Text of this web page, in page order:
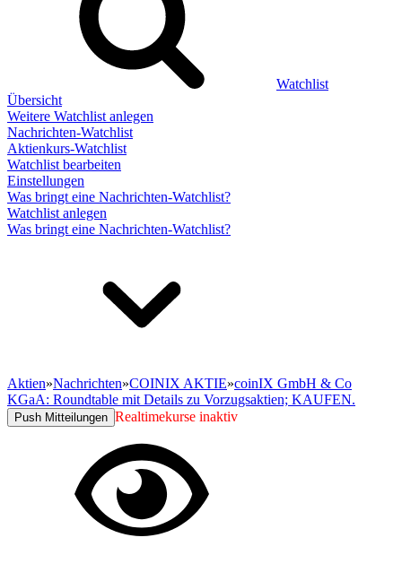
Watchlist
Übersicht
Weitere Watchlist anlegen
Nachrichten-Watchlist
Aktienkurs-Watchlist
Watchlist bearbeiten
Einstellungen
Was bringt eine Nachrichten-Watchlist?
Watchlist anlegen
Was bringt eine Nachrichten-Watchlist?
Aktien»Nachrichten»COINIX AKTIE»coinIX GmbH & Co
KGaA: Roundtable mit Details zu Vorzugsaktien; KAUFEN.
Push Mitteilungen Realtimekurse inaktiv